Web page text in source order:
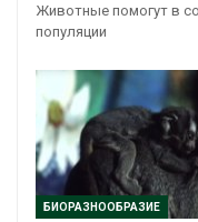
Животные помогут в
популяции
БИОРАЗНООБРАЗИЕ